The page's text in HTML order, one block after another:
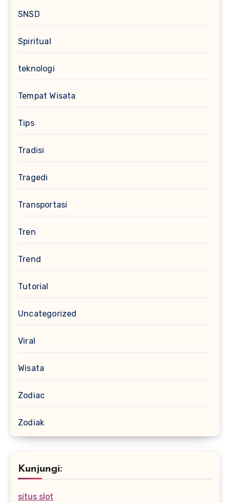
SNSD
Spiritual
teknologi
Tempat Wisata
Tips
Tradisi
Tragedi
Transportasi
Tren
Trend
Tutorial
Uncategorized
Viral
Wisata
Zodiac
Zodiak
Kunjungi:
situs slot